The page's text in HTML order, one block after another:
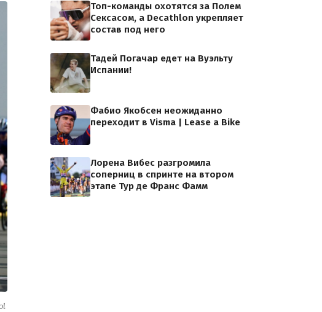
Топ-команды охотятся за Полем
Сексасом, а Decathlon укрепляет
состав под него
Тадей Погачар едет на Вуэльту
Испании!
Фабио Якобсен неожиданно
переходит в Visma | Lease a Bike
Лорена Вибес разгромила
соперниц в спринте на втором
этапе Тур де Франс Фамм